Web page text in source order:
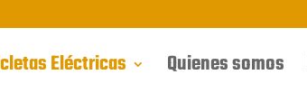
Eléctricas Quienes somos